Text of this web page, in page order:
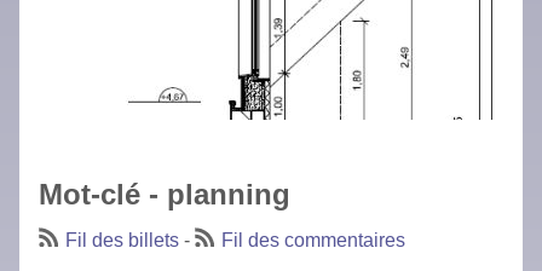
Mot-clé - planning
Fil des billets - Fil des commentaires